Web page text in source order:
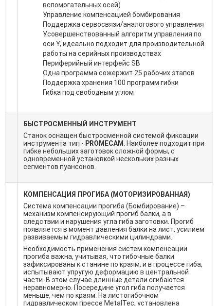
вспомогательных осей)
Управление компенсацией бомбирования
Поддержка сервосвязи/аналогового управления
Усовершенствованный алгоритм управления по
оси Y, идеально подходит для производительной
работы на серийных производствах
Периферийный интерфейс SB
Одна программа сожержит 25 рабочих этапов
Поддержка хранения 100 программ гибки
Гибка под свободным углом
БЫСТРОСМЕННЫЙ ИНСТРУМЕНТ
Станок оснащен быстросменной системой фиксации
инструмента тип - PROMECAM . Наиболее подходит при
гибке небольших заготовок сложной формы, с
одновременной установкой нескольких разных
сегментов пуансонов.
КОМПЕНСАЦИЯ ПРОГИБА (МОТОРИЗИРОВАННАЯ)
Система компенсации прогиба (Бомбирование) –
механизм компенсирующий прогиб балки, а в
следствии и нарушения угла гиба заготовки. Прогиб
появляется в момент давления балки на лист, усилием
развиваемым гидравлическими цилиндрами.
Необходимость применения систем компенсации
прогиба важна, учитывая, что гибочные балки
зафиксированы к станине по краям, и в процессе гиба,
испытывают упругую деформацию в центральной
части. В этом случае длинные детали сгибаются
неравномерно. Посередине угол гиба получается
меньше, чем по краям. На листогибочном
гидравлическом прессе MetalTec, установлена